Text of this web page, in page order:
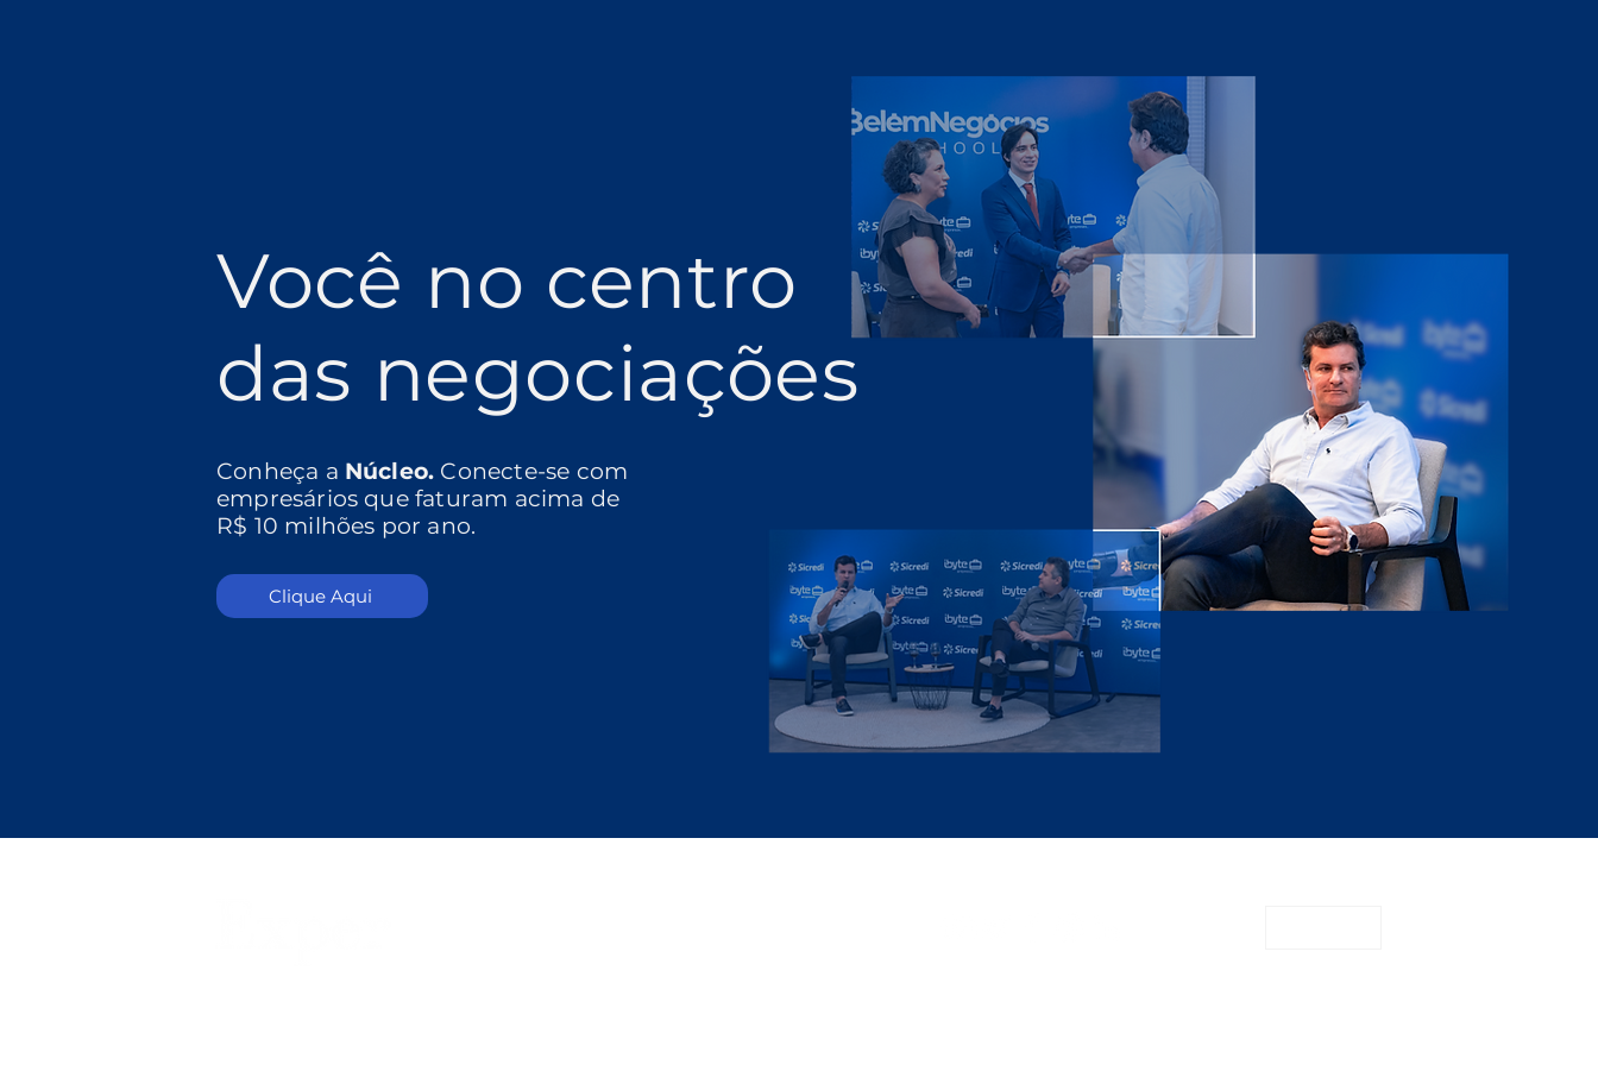
Você no centro
das negociações
Conheça a Núcleo. Conecte-se com
empresários que faturam acima de
R$ 10 milhões por ano.
Clique Aqui